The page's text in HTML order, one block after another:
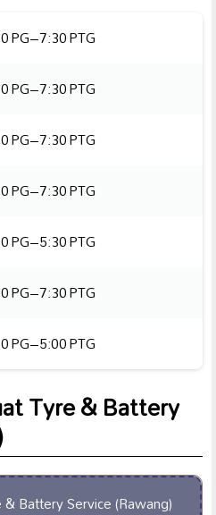
PG–7:30 PTG
PG–7:30 PTG
PG–7:30 PTG
PG–7:30 PTG
PG–5:30 PTG
PG–7:30 PTG
PG–5:00 PTG
Tyre & Battery